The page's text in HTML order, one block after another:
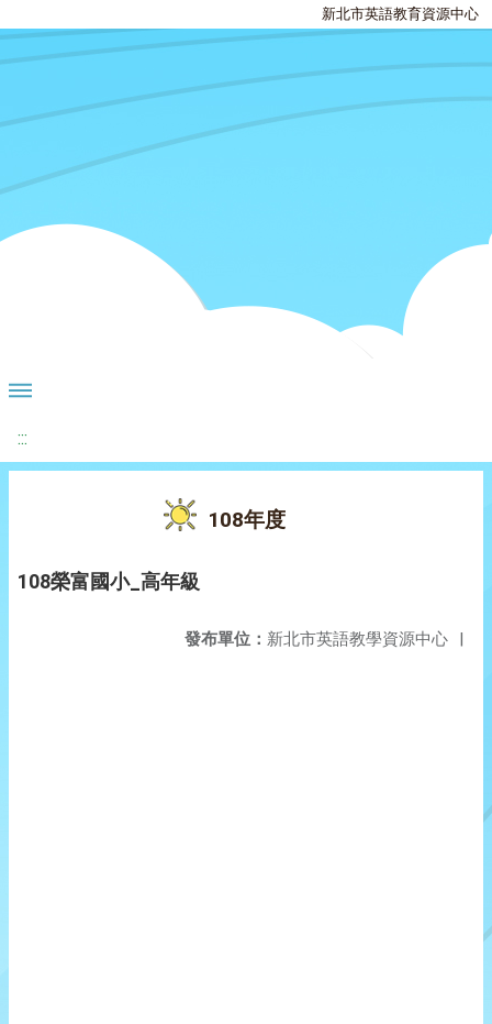
新北市英語教育資源中心
:::
108年度
108榮富國小_高年級
發布單位： 新北市英語教學資源中心 |